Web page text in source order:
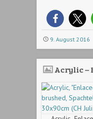
9. August 2016
Acrylic –